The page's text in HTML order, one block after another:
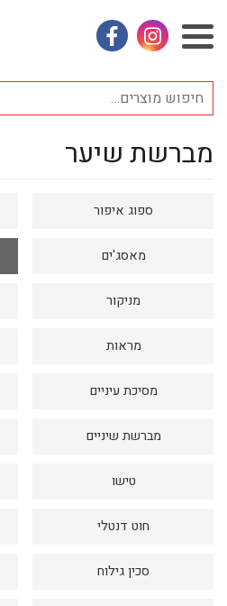
אינסטגראם
פייסבוק
אביזרי אופנה
אמבטיה
באק טו סקול
בעלי חיים
בקבוקים
הלבשה תחתונה
טיפוח
תוכן
מרכזימברשת שיער
ספוג איפור
מאסג'ים
מניקור
מראות
מסיכת עיניים
מברשת שיניים
טישו
חוט דנטלי
סכין גילוח